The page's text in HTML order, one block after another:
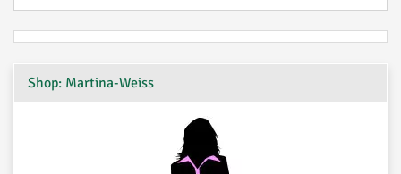
Shop: Martina-Weiss